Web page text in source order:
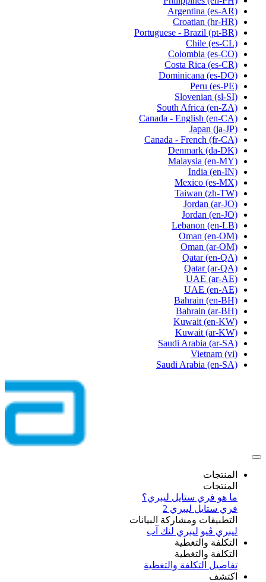
Argentina (es-AR)
Croatian (hr-HR)
Portuguese - Brazil (pt-BR)
Chile (es-CL)
Colombia (es-CO)
Costa Rica (es-CR)
Dominicana (es-DO)
Peru (es-PE)
Slovenian (sl-SI)
South Africa (en-ZA)
Canada - English (en-CA)
Japan (ja-JP)
Canada - French (fr-CA)
Denmark (da-DK)
Malaysia (en-MY)
India (en-IN)
Mexico (es-MX)
Taiwan (zh-TW)
Jordan (ar-JO)
Jordan (en-JO)
Lebanon (en-LB)
Oman (en-OM)
Oman (ar-OM)
Qatar (en-QA)
Qatar (ar-QA)
UAE (ar-AE)
UAE (en-AE)
Bahrain (en-BH)
Bahrain (ar-BH)
Kuwait (en-KW)
Kuwait (ar-KW)
Saudi Arabia (ar-SA)
Vietnam (vi)
Saudi Arabia (en-SA)
المنتجات
المنتجات
ما هو فري ستايل ليبري؟
فري ستايل ليبري 2
التطبيقات ومشاركة البيانات
ليبري ڤيو ليبري لنك آب
التكلفة والتغطية
التكلفة والتغطية
تفاصيل التكلفة والتغطية
اكتشف​